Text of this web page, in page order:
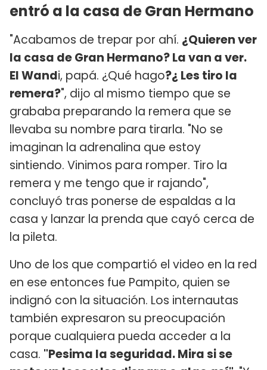
entró a la casa de Gran Hermano
"Acabamos de trepar por ahí. ¿Quieren ver
la casa de Gran Hermano? La van a ver.
El Wandi, papá. ¿Qué hago?¿ Les tiro la
remera?", dijo al mismo tiempo que se
grababa preparando la remera que se
llevaba su nombre para tirarla. "No se
imaginan la adrenalina que estoy
sintiendo. Vinimos para romper. Tiro la
remera y me tengo que ir rajando",
concluyó tras ponerse de espaldas a la
casa y lanzar la prenda que cayó cerca de
la pileta.
Uno de los que compartió el video en la red
en ese entonces fue Pampito, quien se
indignó con la situación. Los internautas
también expresaron su preocupación
porque cualquiera pueda acceder a la
casa. "Pesima la seguridad. Mira si se